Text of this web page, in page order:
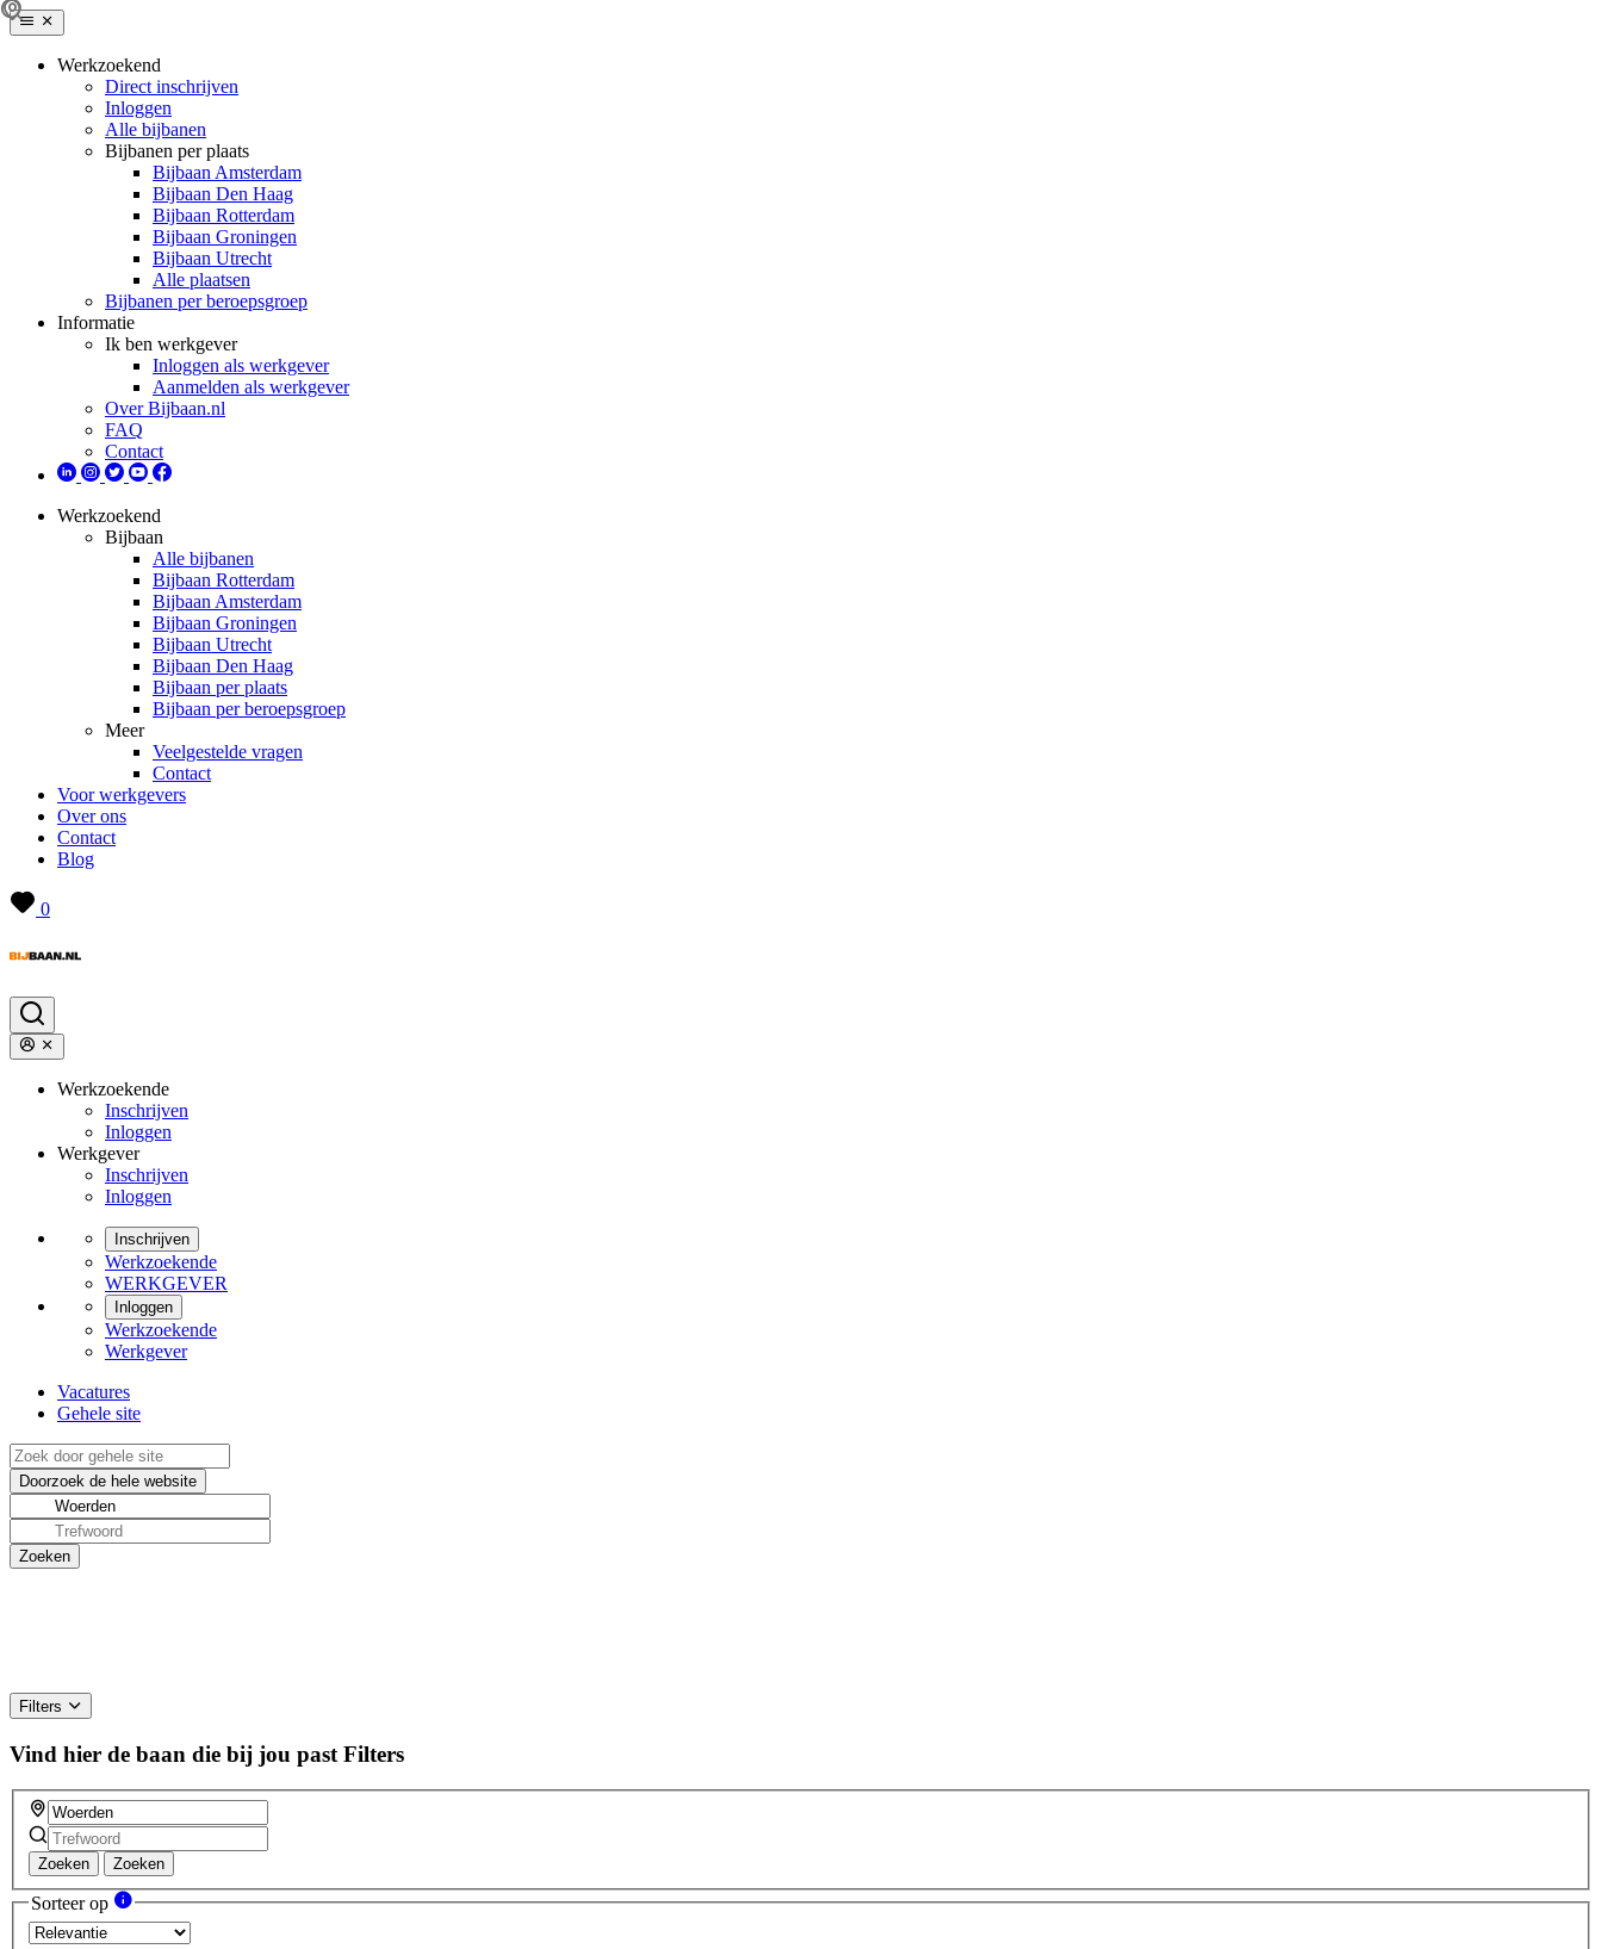
Werkzoekend
Direct inschrijven
Inloggen
Alle bijbanen
Bijbanen per plaats
Bijbaan Amsterdam
Bijbaan Den Haag
Bijbaan Rotterdam
Bijbaan Groningen
Bijbaan Utrecht
Alle plaatsen
Bijbanen per beroepsgroep
Informatie
Ik ben werkgever
Inloggen als werkgever
Aanmelden als werkgever
Over Bijbaan.nl
FAQ
Contact
Werkzoekend
Bijbaan
Alle bijbanen
Bijbaan Rotterdam
Bijbaan Amsterdam
Bijbaan Groningen
Bijbaan Utrecht
Bijbaan Den Haag
Bijbaan per plaats
Bijbaan per beroepsgroep
Meer
Veelgestelde vragen
Contact
Voor werkgevers
Over ons
Contact
Blog
0
Werkzoekende
Inschrijven
Inloggen
Werkgever
Inschrijven
Inloggen
Inschrijven
Werkzoekende
WERKGEVER
Inloggen
Werkzoekende
Werkgever
Vacatures
Gehele site
Filters
Vind hier de baan die bij jou past Filters
Zoeken Zoeken
Sorteer op